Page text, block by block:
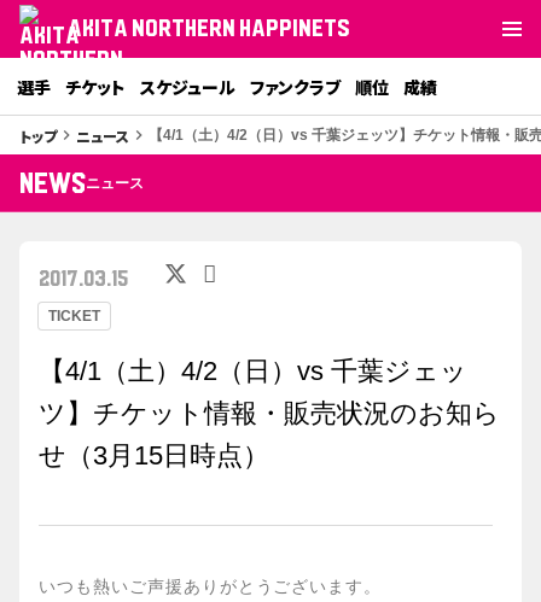
AKITA NORTHERN HAPPINETS
選手 チケット スケジュール ファンクラブ 順位 成績
トップkeyboard_arrow_right ニュース keyboard_arrow_right 【4/1（土）4/2（日）vs 千葉ジェッツ】チケット情報・販
NEWSニュース
TICKET
2017.03.15
【4/1（土）4/2（日）vs 千葉ジェッ
ツ】チケット情報・販売状況のお知ら
せ（3月15日時点）
いつも熱いご声援ありがとうございます。